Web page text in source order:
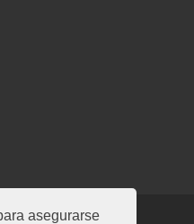
asegurarse